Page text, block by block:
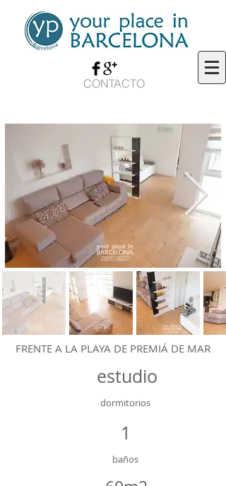
CONTACTO
FRENTE A LA PLAYA DE PREMIÁ DE MAR
estudio
dormitorios
1
baños